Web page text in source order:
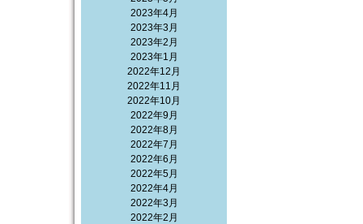
2023年4月
2023年3月
2023年2月
2023年1月
2022年12月
2022年11月
2022年10月
2022年9月
2022年8月
2022年7月
2022年6月
2022年5月
2022年4月
2022年3月
2022年2月